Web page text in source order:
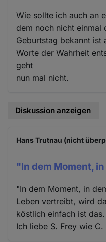
Wie sollte ich auch an
dem noch nicht einmal
Geburtstag bekannt ist
Worte der Wahrheit
geht
nun mal nicht.
Diskussion anzeigen
Hans Trutnau (nicht
"In dem Moment,
"In dem Moment, in
Leben vertreibt, wird
köstlich einfach ist das.
Ich liebe S. Frey wie C.